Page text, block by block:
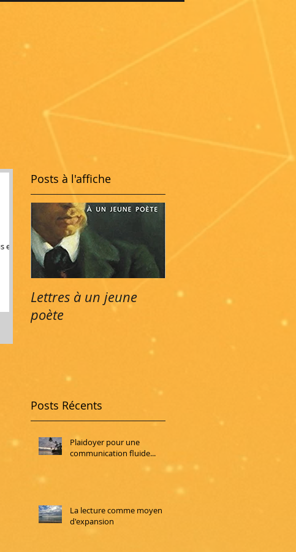
Posts à l'affiche
Lettres à un jeune
poète
Posts Récents
Plaidoyer pour une
communication fluide...
La lecture comme moyen
d'expansion